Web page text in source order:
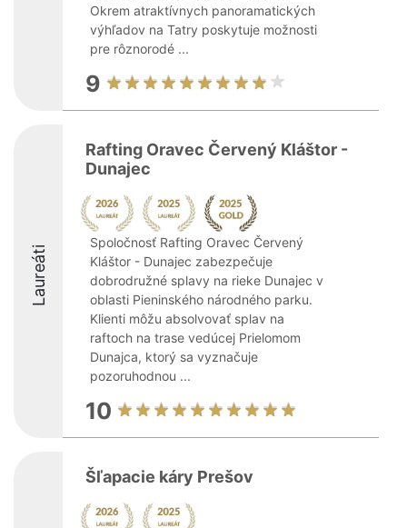
Okrem atraktívnych panoramatických
výhľadov na Tatry poskytuje možnosti
pre rôznorodé ...
9
Laureáti
Rafting Oravec Červený Kláštor -
Dunajec
Spoločnosť Rafting Oravec Červený
Kláštor - Dunajec zabezpečuje
dobrodružné splavy na rieke Dunajec v
oblasti Pieninského národného parku.
Klienti môžu absolvovať splav na
raftoch na trase vedúcej Prielomom
Dunajca, ktorý sa vyznačuje
pozoruhodnou ...
10
Šľapacie káry Prešov